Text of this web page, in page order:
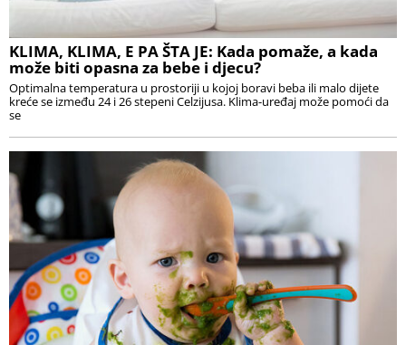
KLIMA, KLIMA, E PA ŠTA JE: Kada pomaže, a kada
može biti opasna za bebe i djecu?
Optimalna temperatura u prostoriji u kojoj boravi beba ili malo dijete
kreće se između 24 i 26 stepeni Celzijusa. Klima-uređaj može pomoći da
se